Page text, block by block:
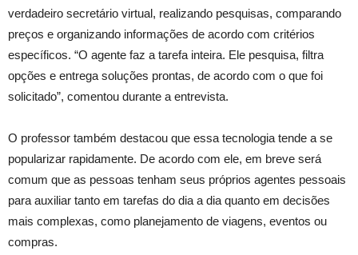
verdadeiro secretário virtual, realizando pesquisas, comparando
preços e organizando informações de acordo com critérios
específicos. “O agente faz a tarefa inteira. Ele pesquisa, filtra
opções e entrega soluções prontas, de acordo com o que foi
solicitado”, comentou durante a entrevista.
O professor também destacou que essa tecnologia tende a se
popularizar rapidamente. De acordo com ele, em breve será
comum que as pessoas tenham seus próprios agentes pessoais
para auxiliar tanto em tarefas do dia a dia quanto em decisões
mais complexas, como planejamento de viagens, eventos ou
compras.